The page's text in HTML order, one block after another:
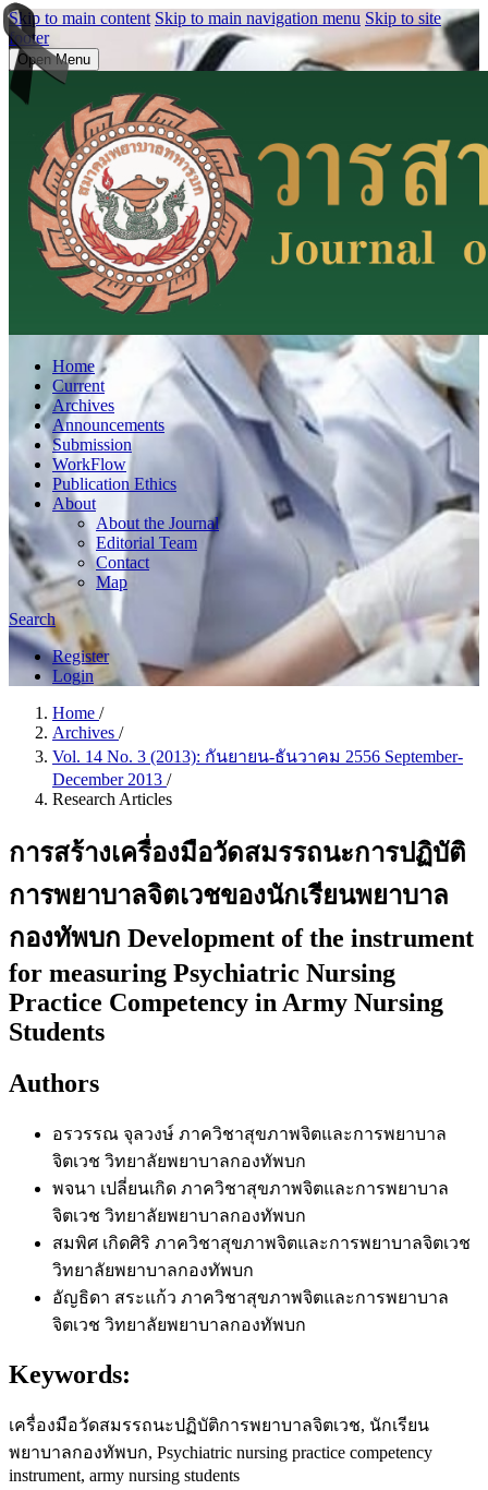
Skip to main content Skip to main navigation menu Skip to site
footer
Open Menu
Home
Current
Archives
Announcements
Submission
WorkFlow
Publication Ethics
About
About the Journal
Editorial Team
Contact
Map
Search
Register
Login
Home /
Archives /
Vol. 14 No. 3 (2013): กันยายน-ธันวาคม 2556 September-
December 2013 /
Research Articles
การสร้างเครื่องมือวัดสมรรถนะการปฏิบัติ
การพยาบาลจิตเวชของนักเรียนพยาบาล
กองทัพบก Development of the instrument
for measuring Psychiatric Nursing
Practice Competency in Army Nursing
Students
Authors
อรวรรณ จุลวงษ์ ภาควิชาสุขภาพจิตและการพยาบาล
จิตเวช วิทยาลัยพยาบาลกองทัพบก
พจนา เปลี่ยนเกิด ภาควิชาสุขภาพจิตและการพยาบาล
จิตเวช วิทยาลัยพยาบาลกองทัพบก
สมพิศ เกิดศิริ ภาควิชาสุขภาพจิตและการพยาบาลจิตเวช
วิทยาลัยพยาบาลกองทัพบก
อัญธิดา สระแก้ว ภาควิชาสุขภาพจิตและการพยาบาล
จิตเวช วิทยาลัยพยาบาลกองทัพบก
Keywords:
เครื่องมือวัดสมรรถนะปฏิบัติการพยาบาลจิตเวช, นักเรียน
พยาบาลกองทัพบก, Psychiatric nursing practice competency
instrument, army nursing students